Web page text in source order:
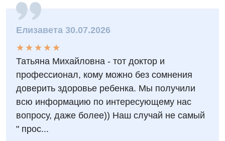
Офтальмологічне відділення
Пульмонологія
Ревматологія
Терапія
Травматологія і ортопедія
Елизавета 30.07.2026
★
★
★
★
★
★ ★ ★ ★ ★
Татьяна Михайловна - тот доктор и
профессионал, кому можно без сомнения
доверить здоровье ребенка. Мы получили
всю информацию по интересующему нас
вопросу, даже более)) Наш случай не самый
" прос...